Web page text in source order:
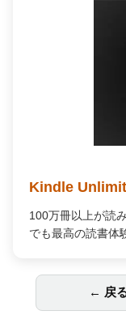
Kindle
100万冊以上が読
でも最高の読書体
← 戻